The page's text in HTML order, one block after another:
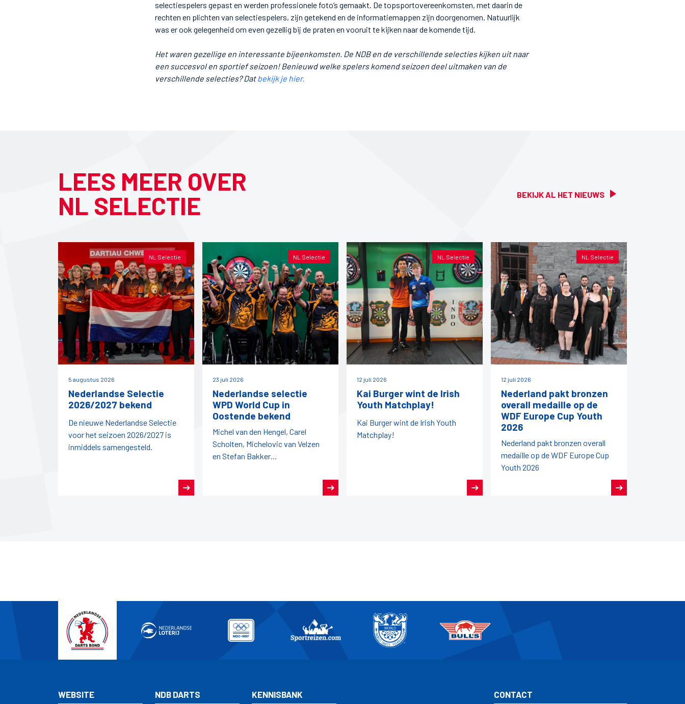
selectiespelers gepast en werden professionele foto’s gemaakt. De topsportovereenkomsten, met daarin de
rechten en plichten van selectiespelers, zijn getekend en de informatiemappen zijn doorgenomen. Natuurlijk
was er ook gelegenheid om even gezellig bij de praten en vooruit te kijken naar de komende tijd.
Het waren gezellige en interessante bijeenkomsten. De NDB en de verschillende selecties kijken uit naar
een succesvol en sportief seizoen! Benieuwd welke spelers komend seizoen deel uitmaken van de
verschillende selecties? Dat bekijk je hier.
LEES MEER OVER
NL SELECTIE
BEKIJK AL HET NIEUWS
NL Selectie
5 augustus 2026
Nederlandse Selectie
2026/2027 bekend
De nieuwe Nederlandse Selectie
voor het seizoen 2026/2027 is
inmiddels samengesteld.
NL Selectie
23 juli 2026
Nederlandse selectie
WPD World Cup in
Oostende bekend
Michel van den Hengel, Carel
Scholten, Michelovic van Velzen
en Stefan Bakker
NL Selectie
12 juli 2026
Kai Burger wint de Irish
Youth Matchplay!
Kai Burger wint de Irish Youth
Matchplay!
NL Selectie
12 juli 2026
Nederland pakt bronzen
overall medaille op de
WDF Europe Cup Youth
2026
Nederland pakt bronzen overall
medaille op de WDF Europe Cup
Youth 2026
WEBSITE NDB DARTS KENNISBANK CONTACT